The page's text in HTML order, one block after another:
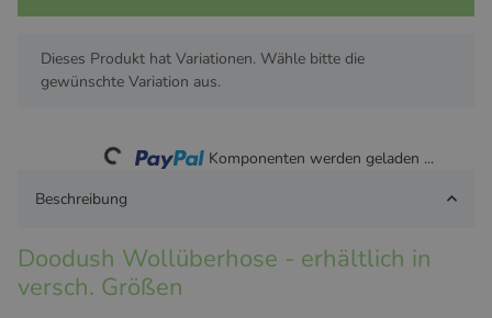
x
Dieses Produkt hat Variationen. Wähle bitte die
gewünschte Variation aus.
Loading...
Komponenten werden geladen ...
Beschreibung
Doodush Wollüberhose - erhältlich in
versch. Größen